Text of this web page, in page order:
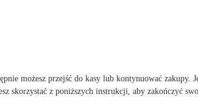
możesz przejść do kasy lub kontynuować zakupy.
skorzystać z poniższych instrukcji, aby zakończyć